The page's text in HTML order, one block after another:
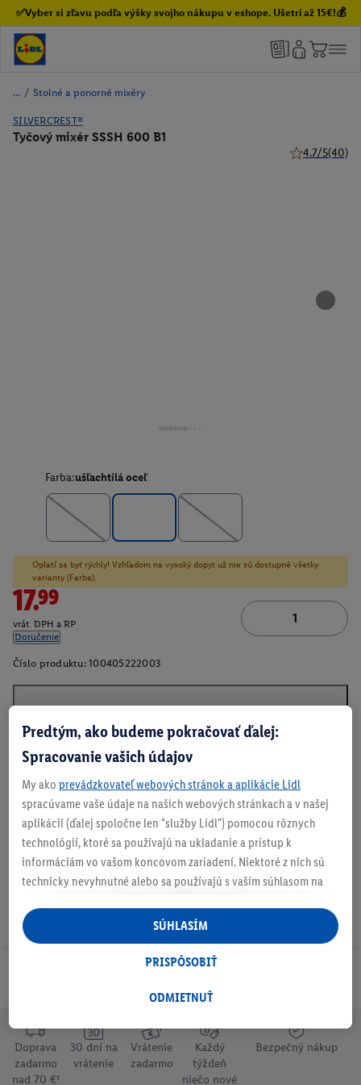
✅Vyber si zľavu podľa výšky svojho nákupu v eshope. Ušetri až 15€!💰
/ Stolné a ponorné mixéry
SILVERCREST®
Tyčový mixér SSSH 600 B1
4.7/5(40)
Farba:ušľachtilá oceľ
Oplatí sa byť rýchly! Vzhľadom na vysoký dopyt už nie sú dostupné všetky
varianty (Farba).
17.99
vrát. DPH a RP
Doručenie
Číslo produktu: 100405222003
Na stiahnutie
Doprava
zadarmo
nad 70 €¹
30 dní na
vrátenie
Vrátenie
zadarmo
Každý
týždeň
niečo nové
Bezpečný nákup
Predtým, ako budeme pokračovať ďalej:
Spracovanie vašich údajov
My ako prevádzkovateľ webových stránok a aplikácie Lidl
spracúvame vaše údaje na našich webových stránkach a v našej
aplikácii (ďalej spoločne len "služby Lidl") pomocou rôznych
technológií, ktoré sa používajú na ukladanie a prístup k
informáciám vo vašom koncovom zariadení. Niektoré z nich sú
technicky nevyhnutné alebo sa používajú s vaším súhlasom na
personalizovanú reklamu v rámci služieb Lidl aj mimo nich. Ak
ste účastníkom programu Lidl Plus, na tieto účely sa spracúvajú
aj údaje z vášho nákupného správania v obchode.
následne si vytvoríte účet Lidl Plus alebo sa prihlásite do svojho
tiež vytvoriť špeciálny online identifikátor z e-mailovej adresy,
ktorú tam uvediete, aby sme vás mohli rozpoznať v službách
prevádzkovaných tretími stranami a zobrazovať vám
ODMIETNUŤ
PRISPÔSOBIŤ
SÚHLASÍM